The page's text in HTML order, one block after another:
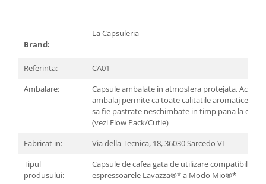
Brand:
La Capsuleria
Referinta:
CA01
Ambalare:
Capsule ambalate in atmosfera protejata. Acest
ambalaj permite ca toate calitatile aromatice ale
sa fie pastrate neschimbate in timp pana la data
(vezi Flow Pack/Cutie)
Fabricat in:
Via della Tecnica, 18, 36030 Sarcedo VI
Tipul
produsului:
Capsule de cafea gata de utilizare compatibile cu
espressoarele Lavazza®* a Modo Mio®*